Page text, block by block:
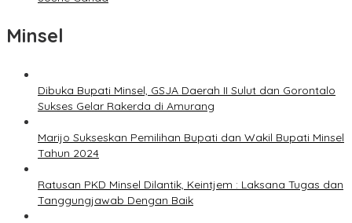
Minsel
Dibuka Bupati Minsel, GSJA Daerah II Sulut dan Gorontalo
Sukses Gelar Rakerda di Amurang
Marijo Sukseskan Pemilihan Bupati dan Wakil Bupati Minsel
Tahun 2024
Ratusan PKD Minsel Dilantik, Keintjem : Laksana Tugas dan
Tanggungjawab Dengan Baik